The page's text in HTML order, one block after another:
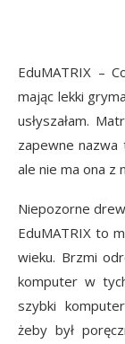
EduMATRIX –
mając lekki
usłyszałam.
zapewne
ale nie ma ona z
Niepozorne
EduMATRIX to
wieku. Brzmi
komputer w
szybki
żeby był